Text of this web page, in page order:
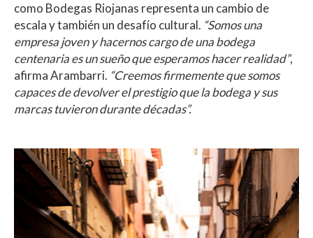
como Bodegas Riojanas representa un cambio de
escala y también un desafío cultural. “Somos una
empresa joven y hacernos cargo de una bodega
centenaria es un sueño que esperamos hacer realidad”,
afirma Arambarri. “Creemos firmemente que somos
capaces de devolver el prestigio que la bodega y sus
marcas tuvieron durante décadas”.